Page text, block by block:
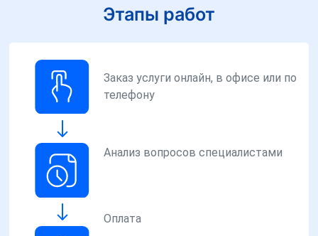
Этапы работ
Заказ услуги онлайн, в офисе или по
телефону
Анализ вопросов специалистами
Оплата